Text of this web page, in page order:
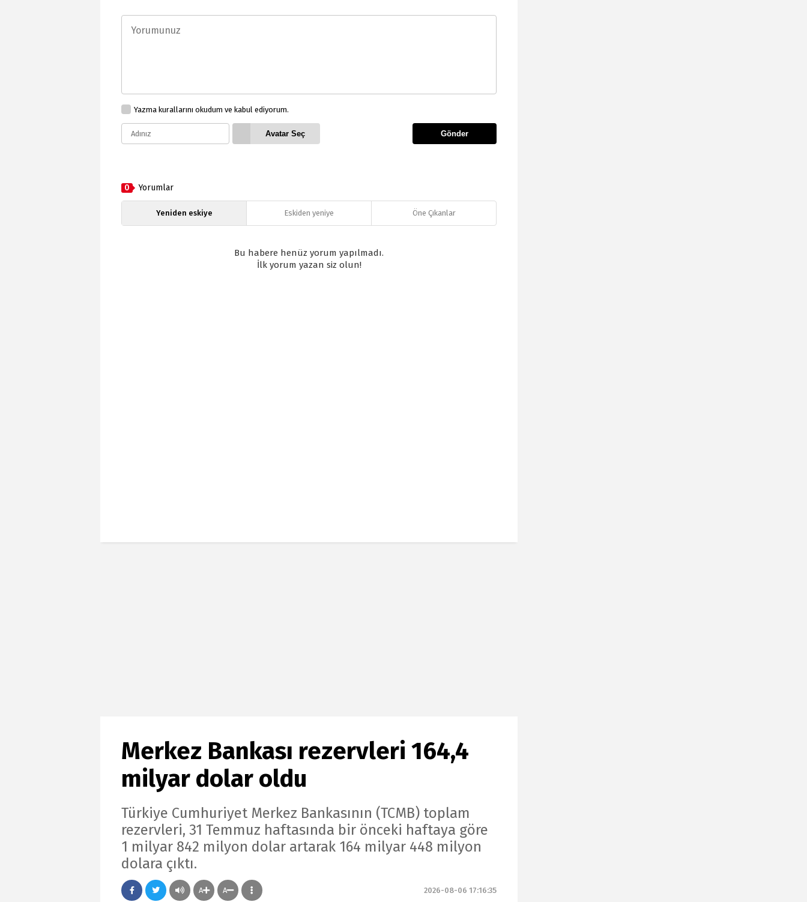
Yazma kurallarını okudum ve kabul ediyorum.
Avatar Seç Gönder
0 Yorumlar
Yeniden eskiye Eskiden yeniye Öne Çıkanlar
Bu habere henüz yorum yapılmadı.
İlk yorum yazan siz olun!
Merkez Bankası rezervleri 164,4
milyar dolar oldu
Türkiye Cumhuriyet Merkez Bankasının (TCMB) toplam
rezervleri, 31 Temmuz haftasında bir önceki haftaya göre
1 milyar 842 milyon dolar artarak 164 milyar 448 milyon
dolara çıktı.
A A 2026-08-06 17:16:35